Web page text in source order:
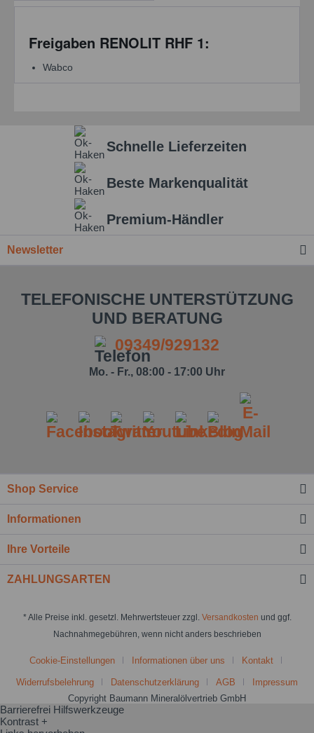
Freigaben RENOLIT RHF 1:
Wabco
Schnelle Lieferzeiten
Beste Markenqualität
Premium-Händler
Newsletter
TELEFONISCHE UNTERSTÜTZUNG
UND BERATUNG
09349/929132
Mo. - Fr., 08:00 - 17:00 Uhr
Shop Service
Informationen
Ihre Vorteile
ZAHLUNGSARTEN
* Alle Preise inkl. gesetzl. Mehrwertsteuer zzgl. Versandkosten und ggf.
Nachnahmegebühren, wenn nicht anders beschrieben
Cookie-Einstellungen Informationen über uns Kontakt
Widerrufsbelehrung Datenschutzerklärung AGB
Impressum
Copyright Baumann Mineralölvertrieb GmbH
Barrierefrei Hilfswerkzeuge
Kontrast +